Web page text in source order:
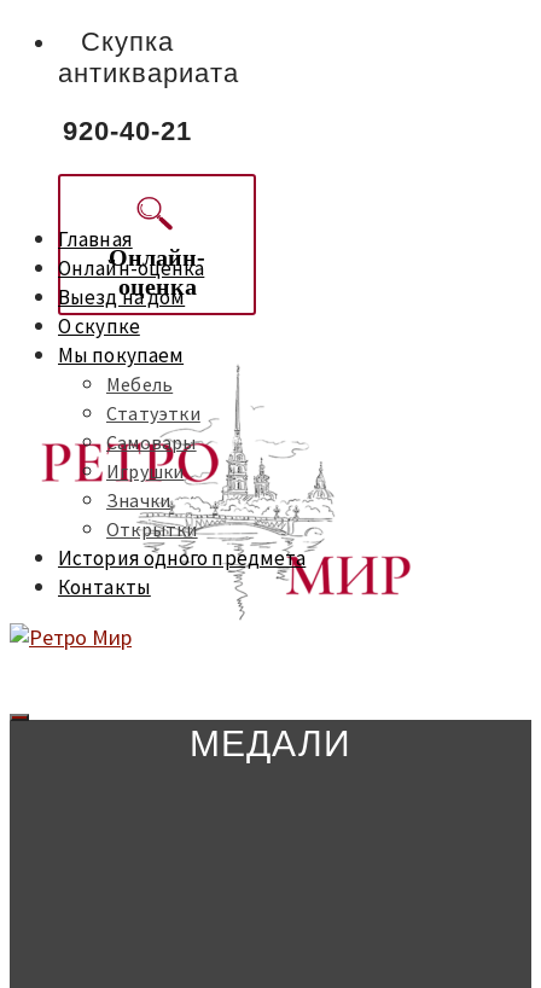
Скупка
антиквариата
920-40-21
Онлайн-
оценка
Главная
Онлайн-оценка
Выезд на дом
О скупке
Мы покупаем
Мебель
Статуэтки
Самовары
Игрушки
Значки
Открытки
История одного предмета
Контакты
МЕДАЛИ